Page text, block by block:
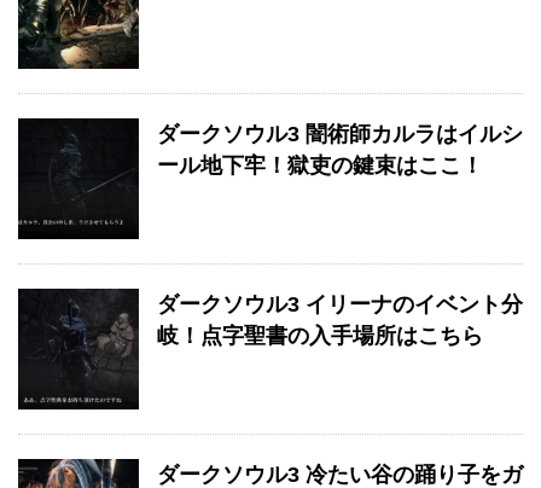
ダークソウル3 闇術師カルラはイルシ
ール地下牢！獄吏の鍵束はここ！
ダークソウル3 イリーナのイベント分
岐！点字聖書の入手場所はこちら
ダークソウル3 冷たい谷の踊り子をガ